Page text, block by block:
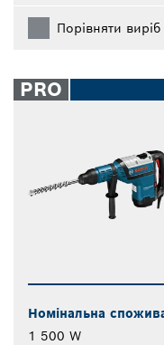
Порівняти виріб
PRO
Номінальна
1 500 W